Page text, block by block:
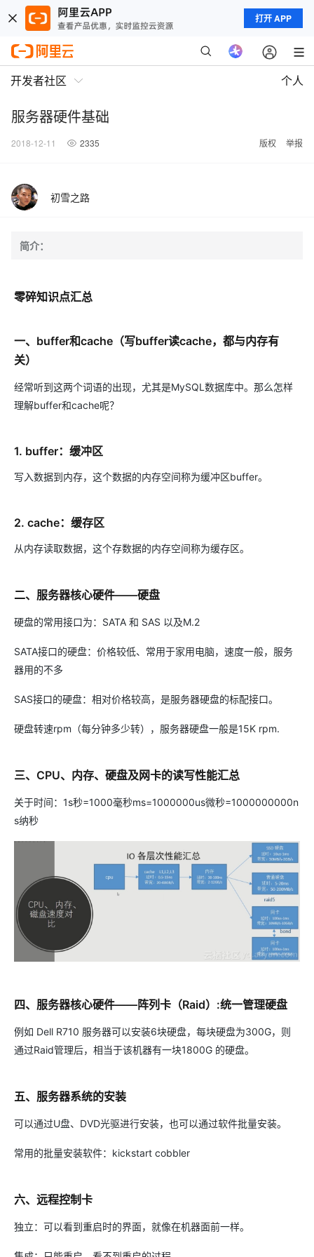
打开 APP
开发者社区 个人
服务器硬件基础
2018-12-11 2335 版权 举报
初雪之路
简介：
零碎知识点汇总
一、buffer和cache（写buffer读cache，都与内存有
关）
经常听到这两个词语的出现，尤其是MySQL数据库中。那么怎样
理解buffer和cache呢？
1. buffer：缓冲区
写入数据到内存，这个数据的内存空间称为缓冲区buffer。
2. cache：缓存区
从内存读取数据，这个存数据的内存空间称为缓存区。
二、服务器核心硬件——硬盘
硬盘的常用接口为：SATA 和 SAS 以及M.2
SATA接口的硬盘：价格较低、常用于家用电脑，速度一般，服务
器用的不多
SAS接口的硬盘：相对价格较高，是服务器硬盘的标配接口。
硬盘转速rpm（每分钟多少转），服务器硬盘一般是15K rpm.
三、CPU、内存、硬盘及网卡的读写性能汇总
关于时间：1s秒=1000毫秒ms=1000000us微秒=1000000000n
s纳秒
四、服务器核心硬件——阵列卡（Raid）:统一管理硬盘
例如 Dell R710 服务器可以安装6块硬盘，每块硬盘为300G，则
通过Raid管理后，相当于该机器有一块1800G 的硬盘。
五、服务器系统的安装
可以通过U盘、DVD光驱进行安装，也可以通过软件批量安装。
常用的批量安装软件：kickstart cobbler
六、远程控制卡
独立：可以看到重启时的界面，就像在机器面前一样。